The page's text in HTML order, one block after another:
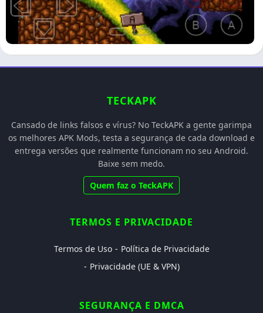
TECKAPK
Cansado de links falsos e vírus? No TeckAPK a gente garimpa
os melhores APK Mods, testa a segurança de cada download e
entrega versões que realmente funcionam no seu Android.
Baixe sem medo.
Quem faz o TeckAPK
TERMOS E PRIVACIDADE
Termos de Uso
Política de Privacidade
Privacidade (UE & VPN)
SEGURANÇA E DMCA